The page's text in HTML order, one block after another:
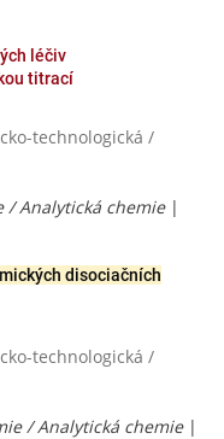
léčiv
titrací
technologická /
/ Analytická chemie|
disociačních
technologická /
/ Analytická chemie|